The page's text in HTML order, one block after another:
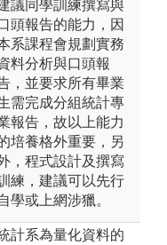
議同學訓練撰寫與
頭報告的能力，因
系課程會規劃實務
料分析與口頭報
，並要求所有畢業
需完成分組統計專
報告，故以上能力
培養格外重要，另
，程式設計及撰寫
練，建議可以先行
學或上網涉獵。
計系為量化資料的